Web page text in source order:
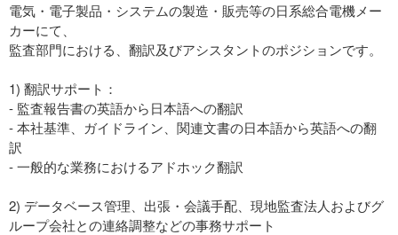
電気・電子製品・システムの製造・販売等の日系総合電機メー
カーにて、
監査部門における、翻訳及びアシスタントのポジションです。
1) 翻訳サポート：
- 監査報告書の英語から日本語への翻訳
- 本社基準、ガイドライン、関連文書の日本語から英語への翻
訳
- 一般的な業務におけるアドホック翻訳
2) データベース管理、出張・会議手配、現地監査法人およびグ
ループ会社との連絡調整などの事務サポート